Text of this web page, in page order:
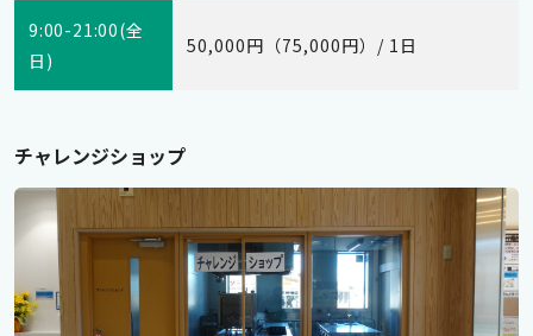
9:00-21:00(全
日)
50,000円（75,000円）/ 1日
チャレンジショップ